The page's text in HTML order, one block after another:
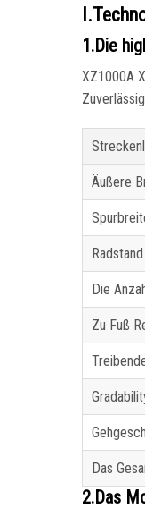
1.Die
XZ1000A
Äußere
Radstand
Die
Zu Fuß
Das
2.Das